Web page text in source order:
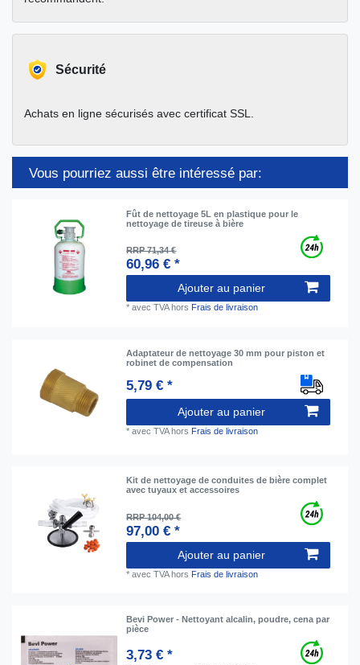
Sécurité
Achats en ligne sécurisés avec certificat SSL.
Vous pourriez aussi être intéressé par:
Fût de nettoyage 5L en plastique pour le
nettoyage de tireuse à bière
RRP 71,34 €
60,96 € *
Ajouter au panier
*avec TVAhors Frais de livraison
Adaptateur de nettoyage 30 mm pour piston et
robinet de compensation
5,79 € *
Ajouter au panier
*avec TVAhors Frais de livraison
Kit de nettoyage de conduites de bière complet
avec tuyaux et accessoires
RRP 104,00 €
97,00 € *
Ajouter au panier
*avec TVAhors Frais de livraison
Bevi Power - Nettoyant alcalin, poudre, сena par
pièce
3,73 € *